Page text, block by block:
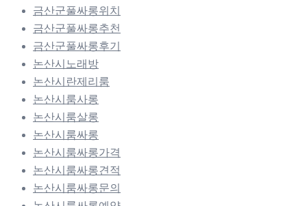
금산군풀싸롱위치
금산군풀싸롱추천
금산군풀싸롱후기
논산시노래방
논산시란제리룸
논산시룸사롱
논산시룸살롱
논산시룸싸롱
논산시룸싸롱가격
논산시룸싸롱견적
논산시룸싸롱문의